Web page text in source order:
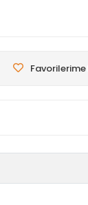
Favorilerime